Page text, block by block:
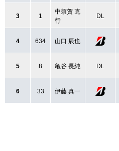
3 1
中須賀 克
行
DL
4 634 山口 辰也
5 8 亀谷 長純 DL
6 33 伊藤 真一